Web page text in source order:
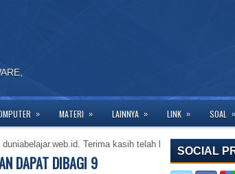
» MATERI » LAINNYA » LINK » SOAL »
Terima kasih telah berkunjung ke
DAPAT DIBAGI 9
SOCIAL